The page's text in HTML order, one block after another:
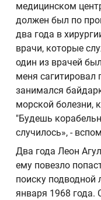
медицинском
должен был по
два года в
врачи, которые
один из врачей
меня сагитировал
занимался
морской болезни,
"Будешь
случилось», -
Два года Леон
ему повезло
поиску подводной
января 1968 года.